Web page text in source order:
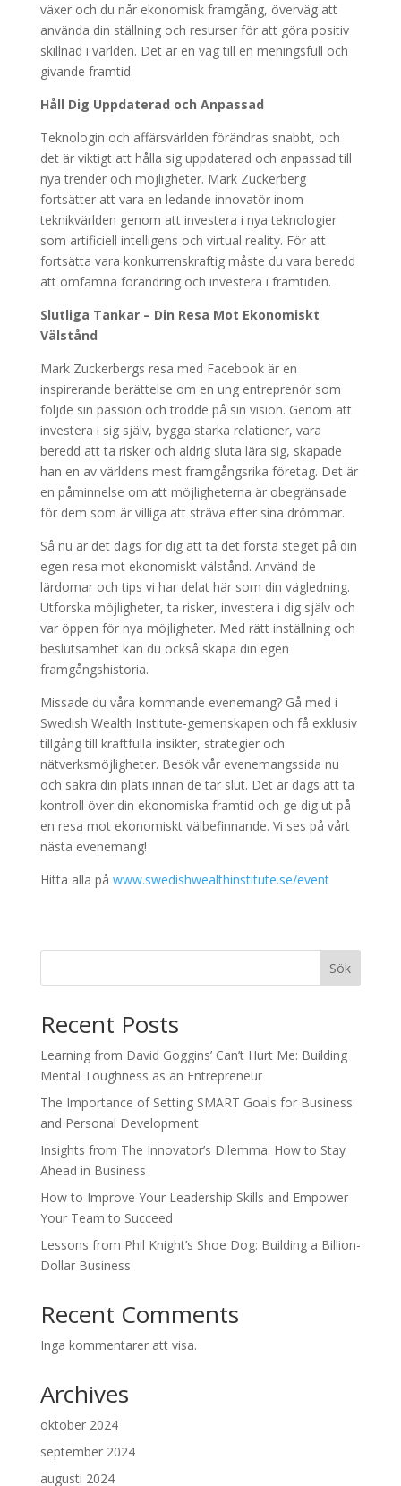
växer och du når ekonomisk framgång, överväg att
använda din ställning och resurser för att göra positiv
skillnad i världen. Det är en väg till en meningsfull och
givande framtid.
Håll Dig Uppdaterad och Anpassad
Teknologin och affärsvärlden förändras snabbt, och
det är viktigt att hålla sig uppdaterad och anpassad till
nya trender och möjligheter. Mark Zuckerberg
fortsätter att vara en ledande innovatör inom
teknikvärlden genom att investera i nya teknologier
som artificiell intelligens och virtual reality. För att
fortsätta vara konkurrenskraftig måste du vara beredd
att omfamna förändring och investera i framtiden.
Slutliga Tankar – Din Resa Mot Ekonomiskt
Välstånd
Mark Zuckerbergs resa med Facebook är en
inspirerande berättelse om en ung entreprenör som
följde sin passion och trodde på sin vision. Genom att
investera i sig själv, bygga starka relationer, vara
beredd att ta risker och aldrig sluta lära sig, skapade
han en av världens mest framgångsrika företag. Det är
en påminnelse om att möjligheterna är obegränsade
för dem som är villiga att sträva efter sina drömmar.
Så nu är det dags för dig att ta det första steget på din
egen resa mot ekonomiskt välstånd. Använd de
lärdomar och tips vi har delat här som din vägledning.
Utforska möjligheter, ta risker, investera i dig själv och
var öppen för nya möjligheter. Med rätt inställning och
beslutsamhet kan du också skapa din egen
framgångshistoria.
Missade du våra kommande evenemang? Gå med i
Swedish Wealth Institute-gemenskapen och få exklusiv
tillgång till kraftfulla insikter, strategier och
nätverksmöjligheter. Besök vår evenemangssida nu
och säkra din plats innan de tar slut. Det är dags att ta
kontroll över din ekonomiska framtid och ge dig ut på
en resa mot ekonomiskt välbefinnande. Vi ses på vårt
nästa evenemang!
Hitta alla på www.swedishwealthinstitute.se/event
Sök
Recent Posts
Learning from David Goggins’ Can’t Hurt Me: Building
Mental Toughness as an Entrepreneur
The Importance of Setting SMART Goals for Business
and Personal Development
Insights from The Innovator’s Dilemma: How to Stay
Ahead in Business
How to Improve Your Leadership Skills and Empower
Your Team to Succeed
Lessons from Phil Knight’s Shoe Dog: Building a Billion-
Dollar Business
Recent Comments
Inga kommentarer att visa.
Archives
oktober 2024
september 2024
augusti 2024